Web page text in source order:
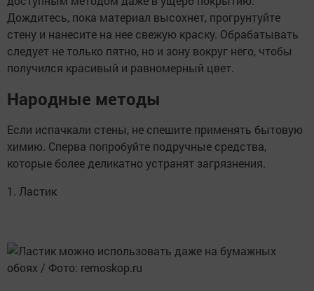
Дождитесь, пока материал высохнет, прогрунтуйте
стену и нанесите на нее свежую краску. Обрабатывать
следует не только пятно, но и зону вокруг него, чтобы
получился красивый и равномерный цвет.
Народные методы
Если испачкали стены, не спешите применять бытовую
химию. Сперва попробуйте подручные средства,
которые более деликатно устранят загрязнения.
1. Ластик